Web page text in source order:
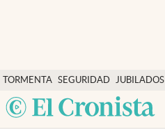
TORMENTA SEGURIDAD
SOCIAL
JUBILADOS
Economía y finanzas
Política